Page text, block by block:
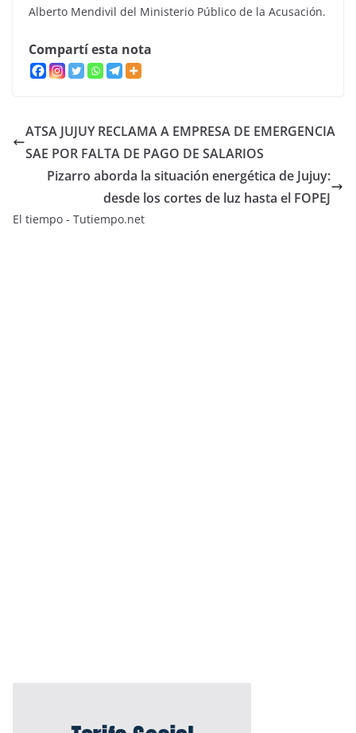
Alberto Mendivil del Ministerio Público de la Acusación.
Compartí esta nota
ATSA JUJUY RECLAMA A EMPRESA DE EMERGENCIA
SAE POR FALTA DE PAGO DE SALARIOS
Pizarro aborda la situación energética de Jujuy:
desde los cortes de luz hasta el FOPEJ
El tiempo - Tutiempo.net